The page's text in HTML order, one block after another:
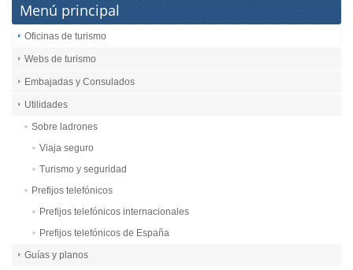
Menú principal
Oficinas de turismo
Webs de turismo
Embajadas y Consulados
Utilidades
Sobre ladrones
Viaja seguro
Turismo y seguridad
Prefijos telefónicos
Prefijos telefónicos internacionales
Prefijos telefónicos de España
Guías y planos